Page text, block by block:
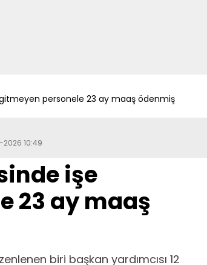
personele 23 ay maaş ödenmiş
10:49
işe
23 ay maaş
biri başkan yardımcısı 12